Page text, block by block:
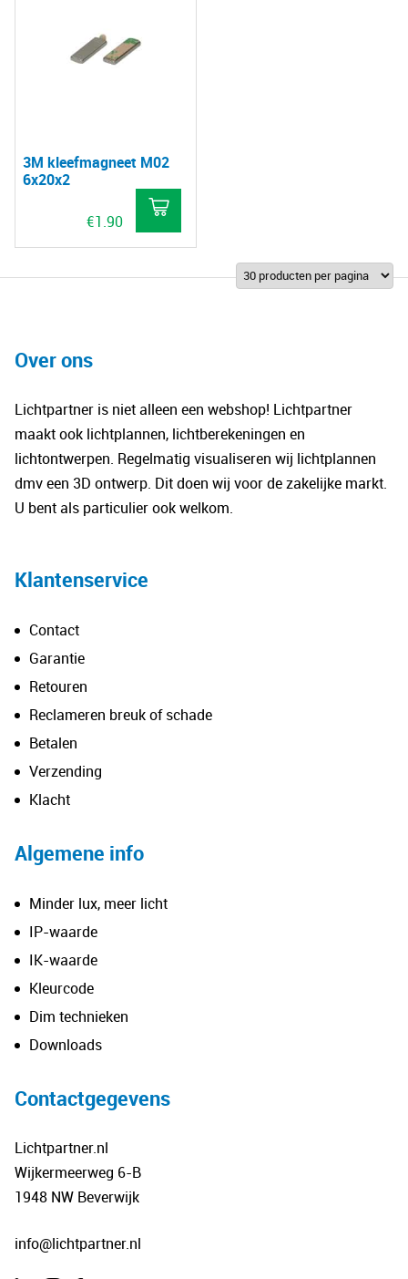
3M kleefmagneet M02
6x20x2
€1.90
Over ons
Lichtpartner is niet alleen een webshop! Lichtpartner
maakt ook lichtplannen, lichtberekeningen en
lichtontwerpen. Regelmatig visualiseren wij lichtplannen
dmv een 3D ontwerp. Dit doen wij voor de zakelijke markt.
U bent als particulier ook welkom.
Klantenservice
Contact
Garantie
Retouren
Reclameren breuk of schade
Betalen
Verzending
Klacht
Algemene info
Minder lux, meer licht
IP-waarde
IK-waarde
Kleurcode
Dim technieken
Downloads
Contactgegevens
Lichtpartner.nl
Wijkermeerweg 6-B
1948 NW Beverwijk
info@lichtpartner.nl